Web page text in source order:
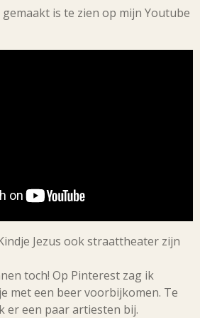
is te zien op mijn Youtube
Jezus ook straattheater zijn
toch! Op Pinterest zag ik
met een beer voorbijkomen. Te
er een paar artiesten bij.